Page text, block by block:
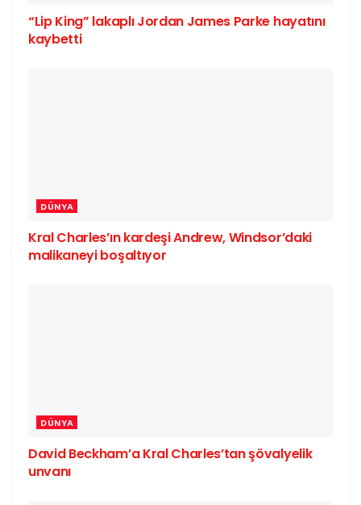
“Lip King” lakaplı Jordan James Parke hayatını
kaybetti
DÜNYA
Kral Charles’ın kardeşi Andrew, Windsor’daki
malikaneyi boşaltıyor
DÜNYA
David Beckham’a Kral Charles’tan şövalyelik
unvanı